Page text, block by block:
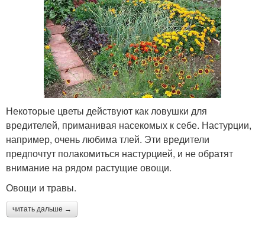
Некоторые цветы действуют как ловушки для
вредителей, приманивая насекомых к себе. Настурции,
например, очень любима тлей. Эти вредители
предпочтут полакомиться настурцией, и не обратят
внимание на рядом растущие овощи.
Овощи и травы.
читать дальше →